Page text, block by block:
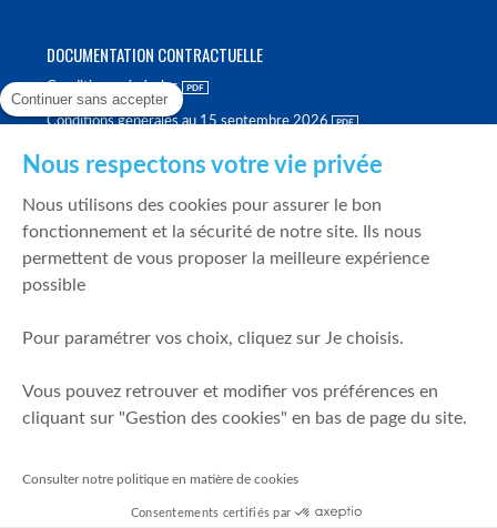
DOCUMENTATION CONTRACTUELLE
Conditions générales
Conditions générales au 15 septembre 2026
Politique de meilleure sélection
Politique de durabilité
Fonds de garantie des dépôts et de résolution
Mentions légales
Prévention de la fraude
Continuer sans accepter
Nous respectons votre vie privée
Nous utilisons des cookies pour assurer le bon
fonctionnement et la sécurité de notre site. Ils nous
permettent de vous proposer la meilleure expérience
possible
Pour paramétrer vos choix, cliquez sur Je choisis.
Vous pouvez retrouver et modifier vos préférences en
cliquant sur "Gestion des cookies" en bas de page du site.
Consulter notre politique en matière de cookies
Consentements certifiés par